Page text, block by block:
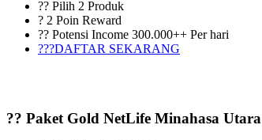
?? Pilih 2 Produk
? 2 Poin Reward
?? Potensi Income 300.000++ Per hari
???DAFTAR SEKARANG
?? Paket Gold NetLife Minahasa Utara